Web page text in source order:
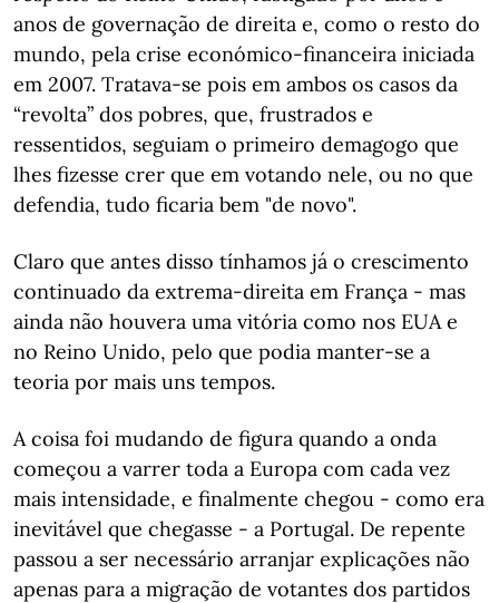
anos de governação de direita e, como o resto do
mundo, pela crise económico-financeira iniciada
em 2007. Tratava-se pois em ambos os casos da
“revolta” dos pobres, que, frustrados e
ressentidos, seguiam o primeiro demagogo que
lhes fizesse crer que em votando nele, ou no que
defendia, tudo ficaria bem "de novo".
Claro que antes disso tínhamos já o crescimento
continuado da extrema-direita em França - mas
ainda não houvera uma vitória como nos EUA e
no Reino Unido, pelo que podia manter-se a
teoria por mais uns tempos.
A coisa foi mudando de figura quando a onda
começou a varrer toda a Europa com cada vez
mais intensidade, e finalmente chegou - como era
inevitável que chegasse - a Portugal. De repente
passou a ser necessário arranjar explicações não
apenas para a migração de votantes dos partidos